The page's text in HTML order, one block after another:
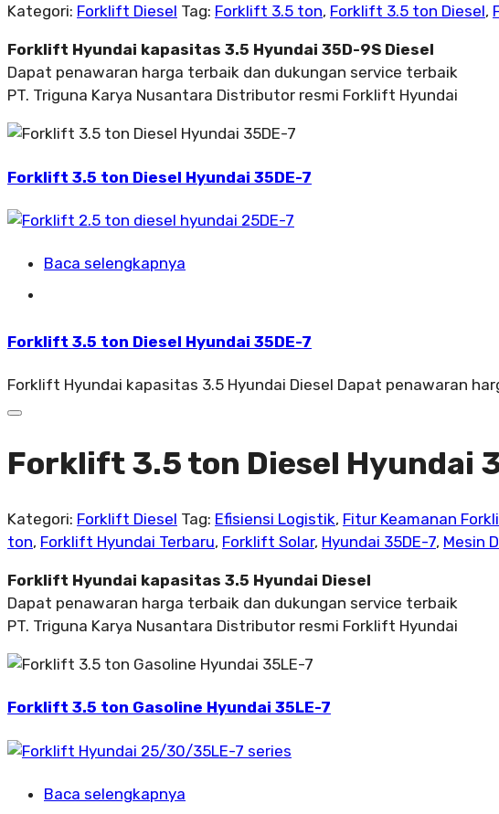
Kategori: Forklift Diesel Tag: Forklift 3.5 ton, Forklift 3.5 ton Diesel,
Forklift Hyundai kapasitas 3.5 Hyundai 35D-9S Diesel
Dapat penawaran harga terbaik dan dukungan service terbaik
PT. Triguna Karya Nusantara Distributor resmi Forklift Hyundai
Forklift 3.5 ton Diesel Hyundai 35DE-7
Baca selengkapnya
Forklift 3.5 ton Diesel Hyundai 35DE-7
Forklift Hyundai kapasitas 3.5 Hyundai Diesel Dapat penawaran
Forklift 3.5 ton Diesel Hyundai
Kategori: Forklift Diesel Tag: Efisiensi Logistik, Fitur Keamanan
ton, Forklift Hyundai Terbaru, Forklift Solar, Hyundai 35DE-7, Mesin
Forklift Hyundai kapasitas 3.5 Hyundai Diesel
Dapat penawaran harga terbaik dan dukungan service terbaik
PT. Triguna Karya Nusantara Distributor resmi Forklift Hyundai
Forklift 3.5 ton Gasoline Hyundai 35LE-7
Baca selengkapnya